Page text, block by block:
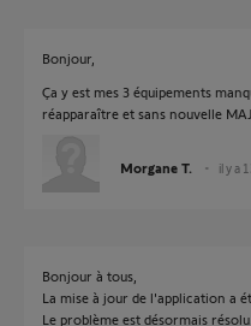
Bonjour,
Ça y est mes 3 équipements
réapparaître et sans nouvelle MAJ
Morgane T. il y a
Bonjour à tous,
La mise à jour de l'application a
Le problème est désormais résolu.